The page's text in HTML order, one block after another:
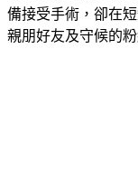
備接受手術，卻在
親朋好友及守候的